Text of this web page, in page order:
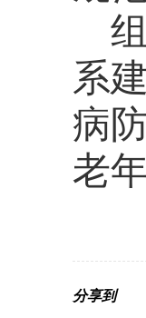
系
病
老
分享到